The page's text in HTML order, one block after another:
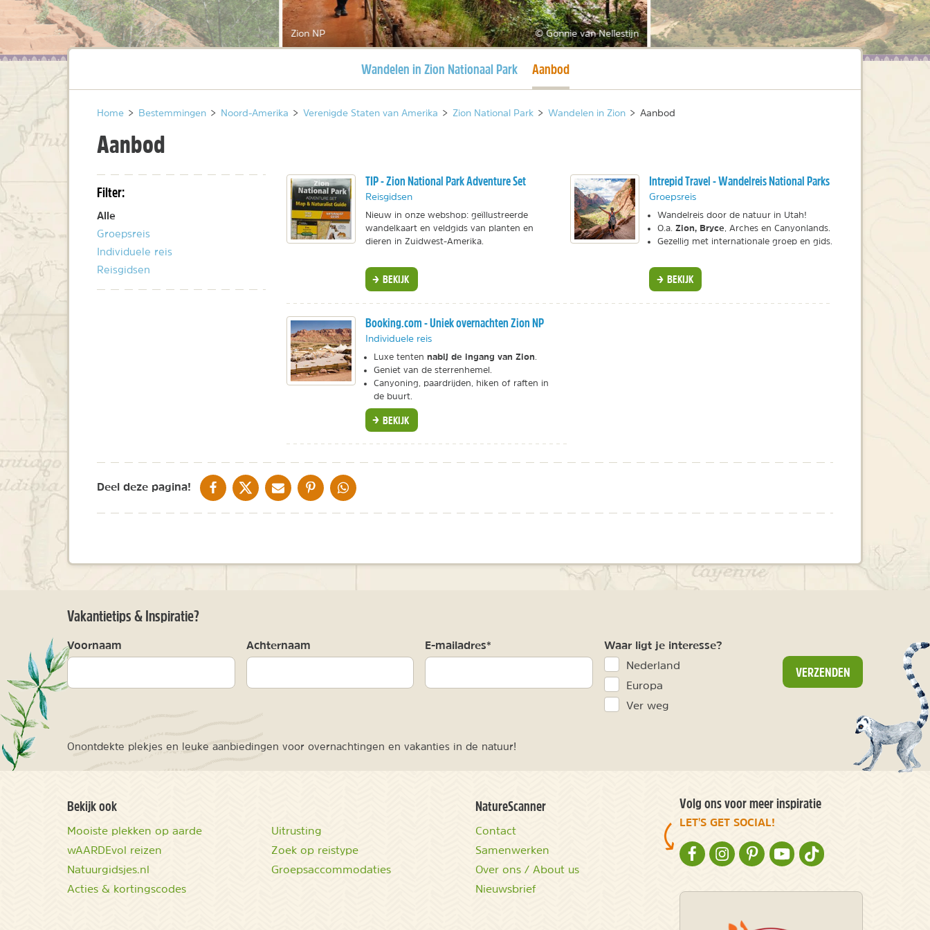
Zion NP © Gonnie van Nellestijn
Huidige pagina
Wandelen in Zion Nationaal Park Huidige pagina
Aanbod
Home > Bestemmingen > Noord-Amerika > Verenigde Staten van Amerika > Zion National Park > Wandelen in Zion > Aanbod
Aanbod
Filter:
Alle
Groepsreis
Individuele reis
Reisgidsen
TIP - Zion National Park Adventure Set
Reisgidsen
Nieuw in onze webshop: geïllustreerde
wandelkaart en veldgids van planten en
dieren in Zuidwest-Amerika.
BEKIJK
Intrepid Travel - Wandelreis National Parks
Groepsreis
Wandelreis door de natuur in Utah!
O.a. Zion, Bryce , Arches en Canyonlands.
Gezellig met internationale groep en gids.
BEKIJK
Booking.com - Uniek overnachten Zion NP
Individuele reis
Luxe tenten nabij de ingang van Zion
Geniet van de sterrenhemel.
Canyoning, paardrijden, hiken of raften in
de buurt.
BEKIJK
Deel deze pagina! DELEN OP FACEBOOK
DELEN OP XDELEN VIA DE MAIL
DELEN OP PINTEREST
DELEN OP WHATSAPP
Vakantietips & Inspiratie?
Voornaam Achternaam E-mailadres* Waar ligt je interesse?
Nederland
Europa
Ver weg
VERZENDEN
Onontdekte plekjes en leuke aanbiedingen voor overnachtingen en vakanties in de natuur!
Bekijk ook
Mooiste plekken op aarde
wAARDEvol reizen
Natuurgidsjes.nl
Acties & kortingscodes
Uitrusting
Zoek op reistype
Groepsaccommodaties
NatureScanner
Contact
Samenwerken
Over ons / About us
Nieuwsbrief
Volg ons voor meer inspiratie
LET'S GET SOCIAL!
NATURESCANNER OP FACEBOOK
NATURESCANNER OP INSTAGRAM
NATURESCANNER OP PINTEREST
NATURESCANNER OP YOUTUBE
NATURESCANNER OP